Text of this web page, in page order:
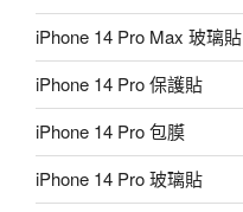
iPhone 14 Pro Max 玻璃貼
iPhone 14 Pro 保護貼
iPhone 14 Pro 包膜
iPhone 14 Pro 玻璃貼